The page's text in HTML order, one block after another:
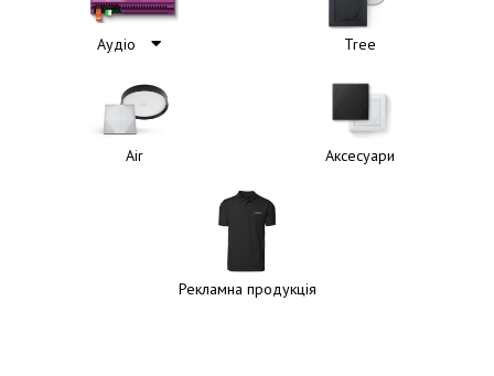
Аудіо Tree
Air Аксесуари
Рекламна продукція